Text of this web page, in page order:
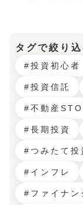
タグで絞り込
#投資初心者
#投資信託
#不動産STO
#長期投資
#つみたて投
#インフレ
#ファイナン